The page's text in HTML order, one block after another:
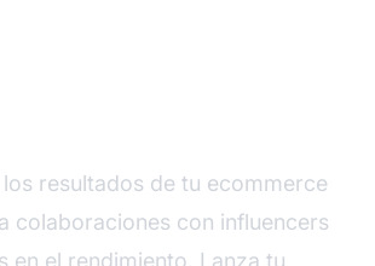
resultados de tu ecommerce
colaboraciones con influencers
en el rendimiento. Lanza tu